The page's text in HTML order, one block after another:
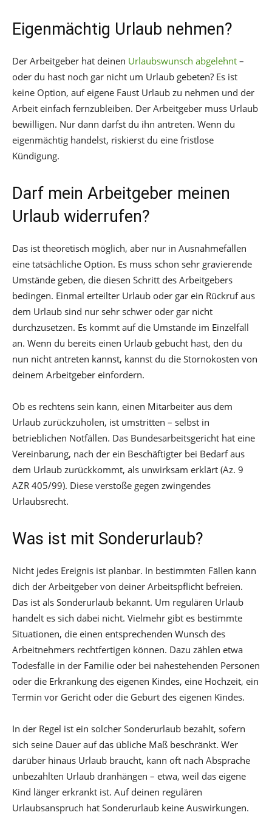
Eigenmächtig Urlaub nehmen?
Der Arbeitgeber hat deinen Urlaubswunsch abgelehnt –
oder du hast noch gar nicht um Urlaub gebeten? Es ist
keine Option, auf eigene Faust Urlaub zu nehmen und der
Arbeit einfach fernzubleiben. Der Arbeitgeber muss Urlaub
bewilligen. Nur dann darfst du ihn antreten. Wenn du
eigenmächtig handelst, riskierst du eine fristlose
Kündigung.
Darf mein Arbeitgeber meinen
Urlaub widerrufen?
Das ist theoretisch möglich, aber nur in Ausnahmefällen
eine tatsächliche Option. Es muss schon sehr gravierende
Umstände geben, die diesen Schritt des Arbeitgebers
bedingen. Einmal erteilter Urlaub oder gar ein Rückruf aus
dem Urlaub sind nur sehr schwer oder gar nicht
durchzusetzen. Es kommt auf die Umstände im Einzelfall
an. Wenn du bereits einen Urlaub gebucht hast, den du
nun nicht antreten kannst, kannst du die Stornokosten von
deinem Arbeitgeber einfordern.
Ob es rechtens sein kann, einen Mitarbeiter aus dem
Urlaub zurückzuholen, ist umstritten – selbst in
betrieblichen Notfällen. Das Bundesarbeitsgericht hat eine
Vereinbarung, nach der ein Beschäftigter bei Bedarf aus
dem Urlaub zurückkommt, als unwirksam erklärt (Az. 9
AZR 405/99). Diese verstoße gegen zwingendes
Urlaubsrecht.
Was ist mit Sonderurlaub?
Nicht jedes Ereignis ist planbar. In bestimmten Fällen kann
dich der Arbeitgeber von deiner Arbeitspflicht befreien.
Das ist als Sonderurlaub bekannt. Um regulären Urlaub
handelt es sich dabei nicht. Vielmehr gibt es bestimmte
Situationen, die einen entsprechenden Wunsch des
Arbeitnehmers rechtfertigen können. Dazu zählen etwa
Todesfälle in der Familie oder bei nahestehenden Personen
oder die Erkrankung des eigenen Kindes, eine Hochzeit, ein
Termin vor Gericht oder die Geburt des eigenen Kindes.
In der Regel ist ein solcher Sonderurlaub bezahlt, sofern
sich seine Dauer auf das übliche Maß beschränkt. Wer
darüber hinaus Urlaub braucht, kann oft nach Absprache
unbezahlten Urlaub dranhängen – etwa, weil das eigene
Kind länger erkrankt ist. Auf deinen regulären
Urlaubsanspruch hat Sonderurlaub keine Auswirkungen.